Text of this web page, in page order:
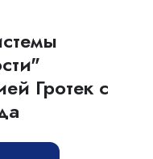
Гротек с